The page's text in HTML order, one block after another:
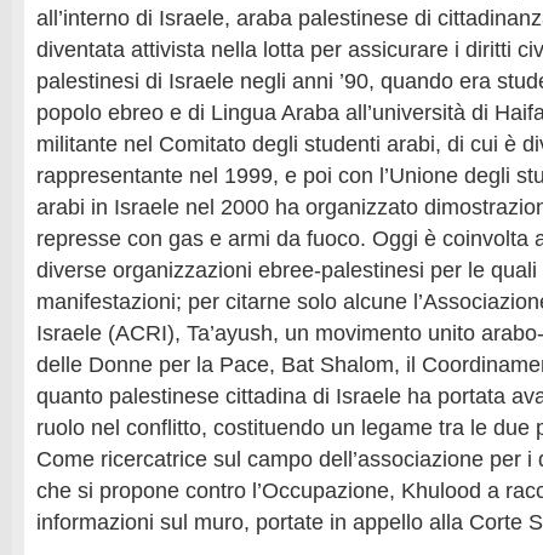
all’interno di Israele, araba palestinese di
diventata attivista nella lotta per assicurare i diritti
palestinesi di Israele negli anni ’90, quando era
popolo ebreo e di Lingua Araba all’università di
militante nel Comitato degli studenti arabi, di cui è
rappresentante nel 1999, e poi con l’Unione degli
arabi in Israele nel 2000 ha organizzato
represse con gas e armi da fuoco. Oggi è coinvolta
diverse organizzazioni ebree-palestinesi per le
manifestazioni; per citarne solo alcune
Israele (ACRI), Ta’ayush, un movimento unito
delle Donne per la Pace, Bat Shalom, il
quanto palestinese cittadina di Israele ha portata
ruolo nel conflitto, costituendo un legame tra le due
Come ricercatrice sul campo dell’associazione per
che si propone contro l’Occupazione, Khulood a
informazioni sul muro, portate in appello alla Corte